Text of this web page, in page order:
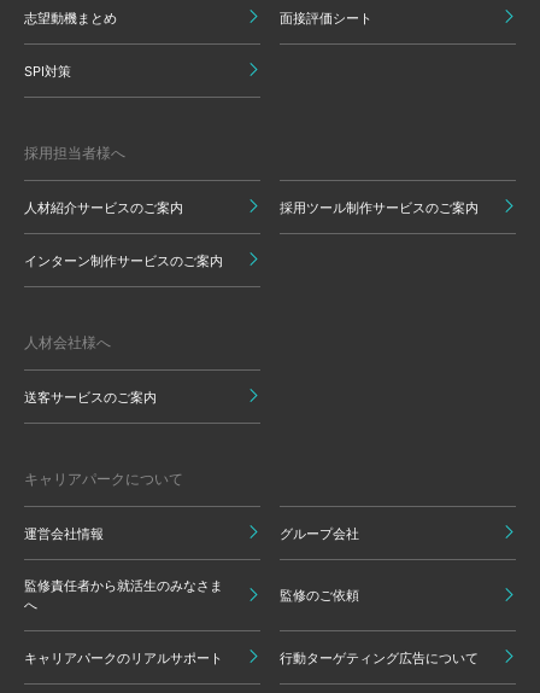
志望動機まとめ 面接評価シート
SPI対策
採用担当者様へ
人材紹介サービスのご案内 採用ツール制作サービスのご案内
インターン制作サービスのご案内
人材会社様へ
送客サービスのご案内
キャリアパークについて
運営会社情報 グループ会社
監修責任者から就活生のみなさま
へ
監修のご依頼
キャリアパークのリアルサポート 行動ターゲティング広告について